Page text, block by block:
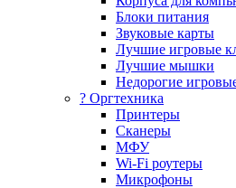
Блоки питания
Звуковые карты
Лучшие игровые
Лучшие мышки
Недорогие
?️ Оргтехника
Принтеры
Сканеры
МФУ
Wi-Fi роутеры
Микрофоны